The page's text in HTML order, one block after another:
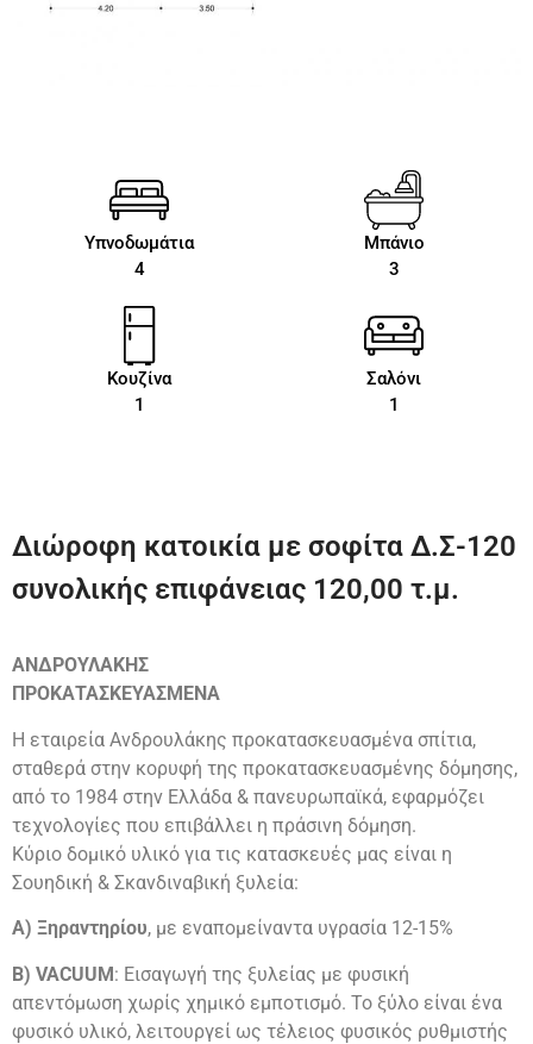
Υπνοδωμάτια
4
Μπάνιο
3
Κουζίνα
1
Σαλόνι
1
Διώροφη κατοικία με σοφίτα Δ.Σ-120
συνολικής επιφάνειας 120,00 τ.μ.
ΑΝΔΡΟΥΛΑΚΗΣ
ΠΡΟΚΑΤΑΣΚΕΥΑΣΜΕΝΑ
Η εταιρεία Ανδρουλάκης προκατασκευασμένα σπίτια,
σταθερά στην κορυφή της προκατασκευασμένης δόμησης,
από το 1984 στην Ελλάδα & πανευρωπαϊκά, εφαρμόζει
τεχνολογίες που επιβάλλει η πράσινη δόμηση.
Κύριο δομικό υλικό για τις κατασκευές μας είναι η
Σουηδική & Σκανδιναβική ξυλεία:
Α) Ξηραντηρίου, με εναπομείναντα υγρασία 12-15%
Β) VACUUM: Εισαγωγή της ξυλείας με φυσική
απεντόμωση χωρίς χημικό εμποτισμό. Το ξύλο είναι ένα
φυσικό υλικό, λειτουργεί ως τέλειος φυσικός ρυθμιστής